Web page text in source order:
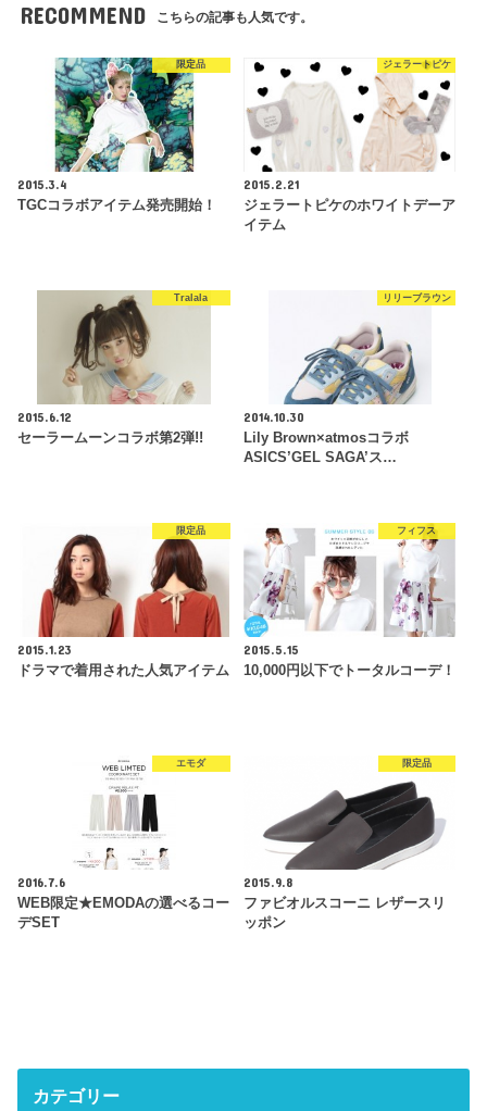
RECOMMEND こちらの記事も人気です。
限定品
2015.3.4
TGCコラボアイテム発売開始！
ジェラートピケ
2015.2.21
ジェラートピケのホワイトデーア
イテム
Tralala
2015.6.12
セーラームーンコラボ第2弾!!
リリーブラウン
2014.10.30
Lily Brown×atmosコラボ
ASICS’GEL SAGA’ス…
限定品
2015.1.23
ドラマで着用された人気アイテム
フィフス
2015.5.15
10,000円以下でトータルコーデ！
エモダ
2016.7.6
WEB限定★EMODAの選べるコー
デSET
限定品
2015.9.8
ファビオルスコーニ レザースリ
ッポン
カテゴリー